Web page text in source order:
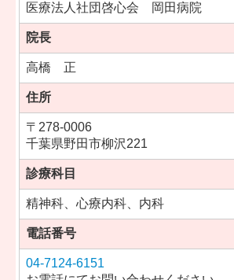
医療法人社団啓心会 岡田病院
院長
高橋 正
住所
〒278-0006
千葉県野田市柳沢221
診療科目
精神科、心療内科、内科
電話番号
04-7124-6151